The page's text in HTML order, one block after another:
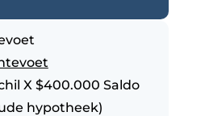
X $400.000 Saldo
hypotheek)